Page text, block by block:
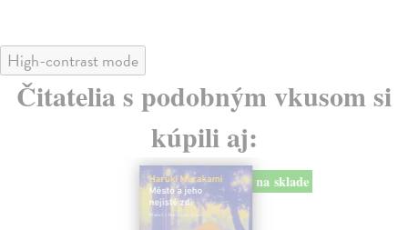
High-contrast mode
Čitatelia s podobným vkusom si
kúpili aj:
na sklade